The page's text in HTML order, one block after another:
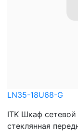
LN35-18U68-G
ITK Шкаф
стеклянная